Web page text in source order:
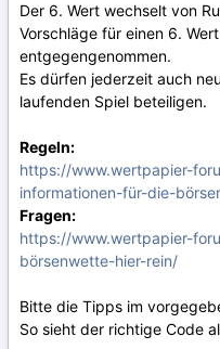
Der 6. Wert wechselt von
Vorschläge für einen 6.
entgegengenommen.
Es dürfen jederzeit auch
laufenden Spiel beteiligen.
Regeln:
https://www.wertpapier-
informationen-für-die-
Fragen:
https://www.wertpapier-
börsenwette-hier-rein/
Bitte die Tipps im
So sieht der richtige Code